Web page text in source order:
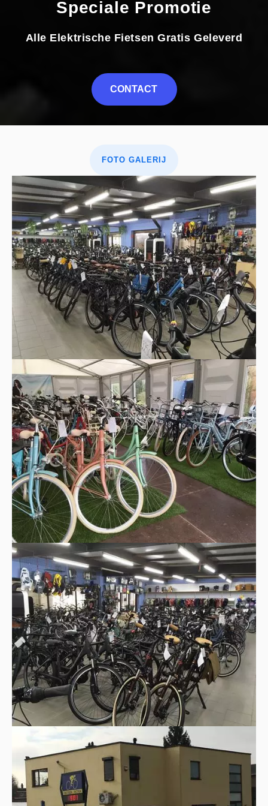
Speciale Promotie
Alle Elektrische Fietsen Gratis Geleverd
CONTACT
FOTO GALERIJ